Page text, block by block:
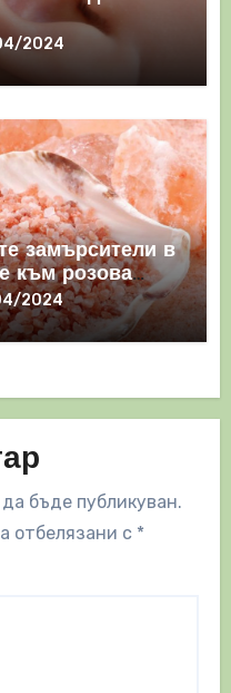
2024
замърсители в
към розова
2024
бъде публикуван.
отбелязани с *